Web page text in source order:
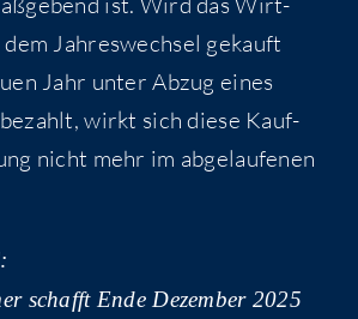
Jah­res­wech­sel gekauft
Jahr unter Abzug eines
wirkt sich die­se Kauf­
nicht mehr im abge­lau­fe­nen
schafft Ende Dezem­ber 2025